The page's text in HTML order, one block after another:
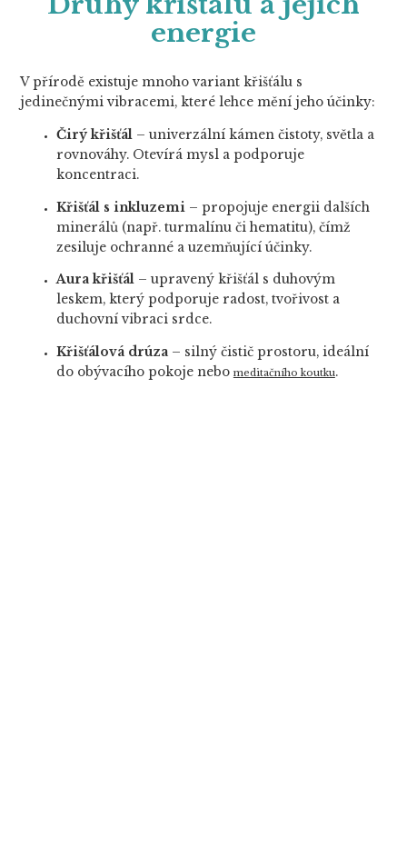
energie
V přírodě existuje mnoho variant křišťálu s
jedinečnými vibracemi, které lehce mění jeho účinky:
Čirý křišťál– univerzální kámen čistoty, světla a
rovnováhy. Otevírá mysl a podporuje
koncentraci.
Křišťál s inkluzemi– propojuje energii dalších
minerálů (např. turmalínu či hematitu), čímž
zesiluje ochranné a uzemňující účinky.
Aura křišťál– upravený křišťál s duhovým
leskem, který podporuje radost, tvořivost a
duchovní vibraci srdce.
Křišťálová drúza– silný čistič prostoru, ideální
do obývacího pokoje nebo meditačního koutku.